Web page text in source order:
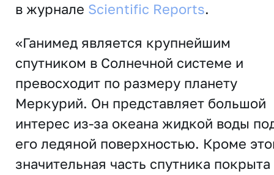
в журнале Scientific Reports.
«Ганимед является крупнейшим
спутником в Солнечной системе и
превосходит по размеру планету
Меркурий. Он представляет большой
интерес из-за океана жидкой воды
его ледяной поверхностью. Кроме
значительная часть спутника покрыта